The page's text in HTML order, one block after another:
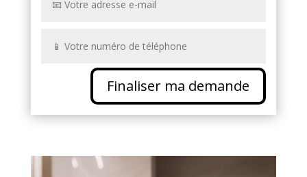
Finaliser ma demande